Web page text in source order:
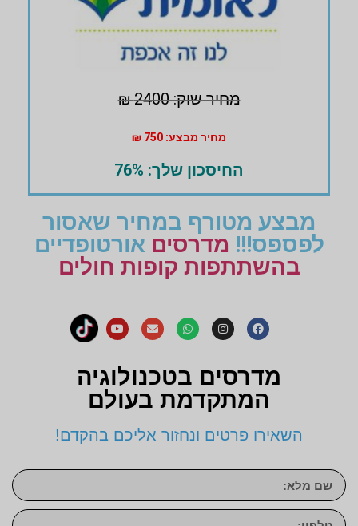
מחיר שוק: 2400 ₪
מחיר מבצע: 750 ₪
החיסכון שלך: 76%
מבצע מטורף במחיר שאסור
לפספס!!! מדרסים אורטופדיים
בהשתתפות קופות חולים
מדרסים בטכנולוגיה
המתקדמת בעולם
השאירו פרטים ונחזור אליכם בהקדם!